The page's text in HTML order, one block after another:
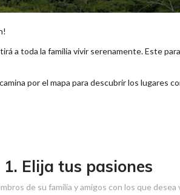
a toda la familia vivir serenamente. Este
por el mapa para descubrir los lugares
1. Elija tus pasiones
de su familia y amigos con los que